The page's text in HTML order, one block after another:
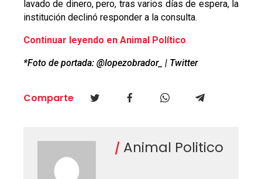
lavado de dinero, pero, tras varios días de espera, la
institución declinó responder a la consulta.
Continuar leyendo en Animal Político
*Foto de portada: @lopezobrador_ | Twitter
Comparte
Animal Politico